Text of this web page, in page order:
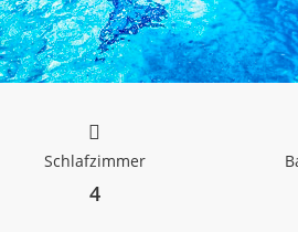
Schlafzimmer
4